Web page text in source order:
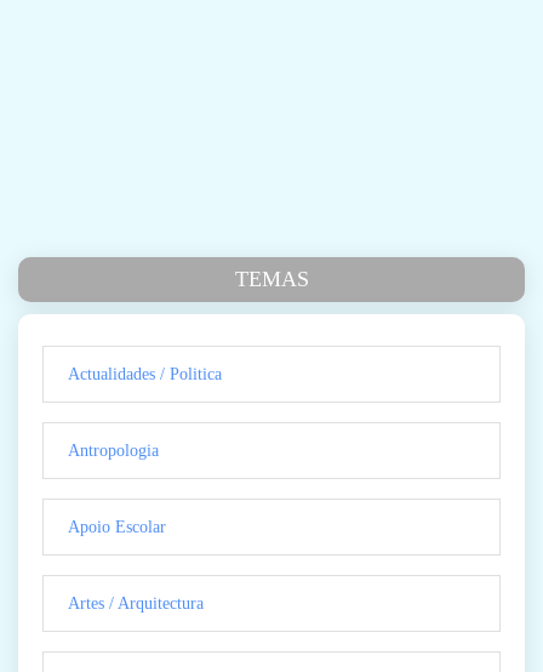
TEMAS
Actualidades / Politica
Antropologia
Apoio Escolar
Artes / Arquitectura